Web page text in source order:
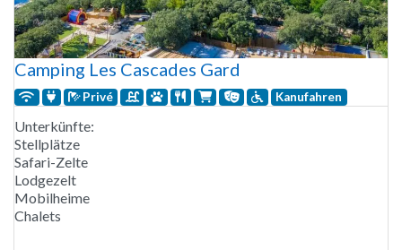
Camping Les Cascades Gard
Privé Kanufahren
Unterkünfte:
Stellplätze
Safari-Zelte
Lodgezelt
Mobilheime
Chalets